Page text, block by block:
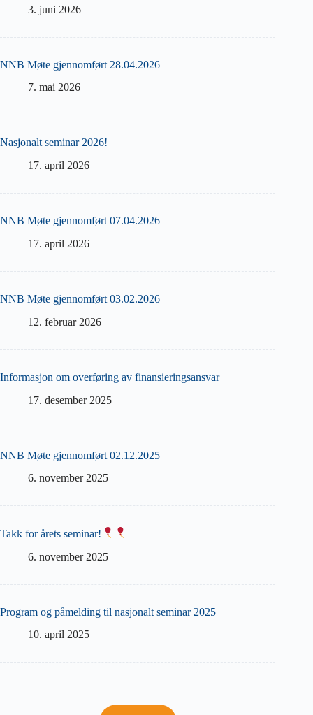
3. juni 2026
NNB Møte gjennomført 28.04.2026
7. mai 2026
Nasjonalt seminar 2026!
17. april 2026
NNB Møte gjennomført 07.04.2026
17. april 2026
NNB Møte gjennomført 03.02.2026
12. februar 2026
Informasjon om overføring av finansieringsansvar
17. desember 2025
NNB Møte gjennomført 02.12.2025
6. november 2025
Takk for årets seminar!
6. november 2025
Program og påmelding til nasjonalt seminar 2025
10. april 2025